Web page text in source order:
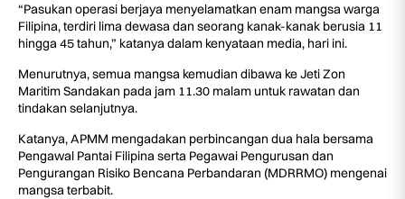
“Pasukan operasi berjaya menyelamatkan enam mangsa warga
Filipina, terdiri lima dewasa dan seorang kanak-kanak berusia 11
hingga 45 tahun,” katanya dalam kenyataan media, hari ini.
Menurutnya, semua mangsa kemudian dibawa ke Jeti Zon
Maritim Sandakan pada jam 11.30 malam untuk rawatan dan
tindakan selanjutnya.
Katanya, APMM mengadakan perbincangan dua hala bersama
Pengawal Pantai Filipina serta Pegawai Pengurusan dan
Pengurangan Risiko Bencana Perbandaran (MDRRMO) mengenai
mangsa terbabit.